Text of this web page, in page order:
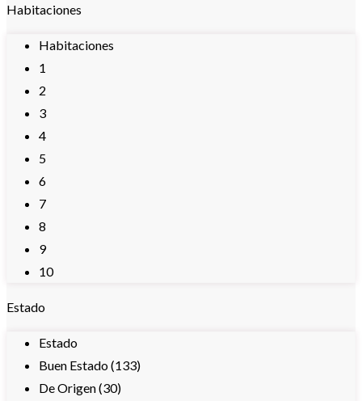
Habitaciones
Habitaciones
1
2
3
4
5
6
7
8
9
10
Estado
Estado
Buen Estado (133)
De Origen (30)